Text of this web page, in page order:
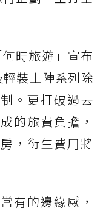
時旅遊」宣布
裝上陣系列除
。更打破過去
的旅費負擔，
，衍生費用將
有的邊緣感，